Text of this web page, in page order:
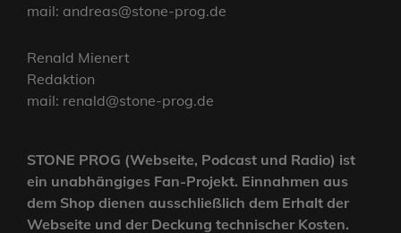
mail: andreas@stone-prog.de
Renald Mienert
Redaktion
mail: renald@stone-prog.de
STONE PROG (Webseite, Podcast und Radio) ist
ein unabhängiges Fan-Projekt. Einnahmen aus
dem Shop dienen ausschließlich dem Erhalt der
Webseite und der Deckung technischer Kosten.